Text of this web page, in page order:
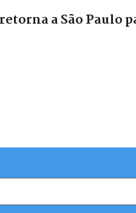
a São Paulo